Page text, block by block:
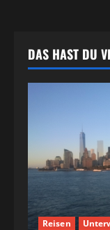
DAS HAST DU
Reisen